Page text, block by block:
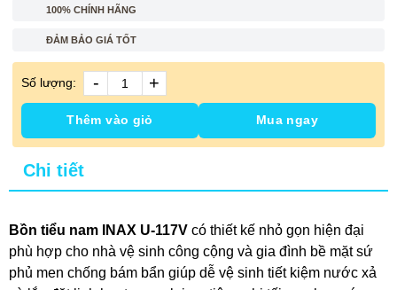
100% CHÍNH HÃNG
ĐẢM BẢO GIÁ TỐT
Số lượng: - +
Thêm vào giỏ Mua ngay
Chi tiết
Bồn tiểu nam INAX U-117V có thiết kế nhỏ gọn hiện đại
phù hợp cho nhà vệ sinh công cộng và gia đình bề mặt sứ
phủ men chống bám bẩn giúp dễ vệ sinh tiết kiệm nước xả